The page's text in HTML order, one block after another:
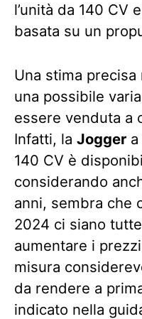
l’unità da 140 CV
basata su un
Una stima
una possibile
essere venduta a
Infatti, la Jogger
140 CV è
considerando
anni, sembra che
2024 ci siano
aumentare i
misura
da rendere a
indicato nella